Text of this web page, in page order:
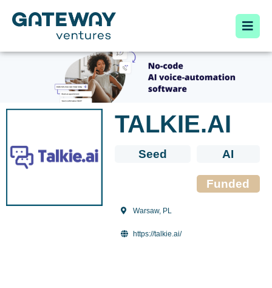
TALKIE.AI
Seed AI
Funded
Warsaw, PL
https://talkie.ai/